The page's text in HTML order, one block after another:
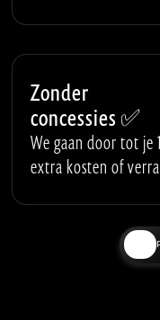
Zonder
concessies ✅
We gaan door tot je
extra kosten of